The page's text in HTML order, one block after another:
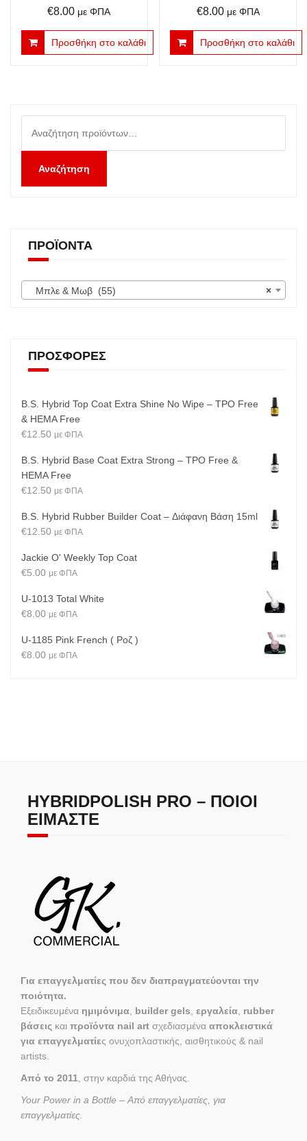
€8.00 με ΦΠΑ
Προσθήκη στο καλάθι
€8.00 με ΦΠΑ
Προσθήκη στο καλάθι
για:
Αναζήτηση
ΠΡΟΪΌΝΤΑ
×
Μπλε & Μωβ (55)
ΠΡΟΣΦΟΡΈΣ
B.S. Hybrid Top Coat Extra Shine No Wipe – TPO Free
& HEMA Free
€12.50 με ΦΠΑ
B.S. Hybrid Base Coat Extra Strong – TPO Free &
HEMA Free
€12.50 με ΦΠΑ
B.S. Hybrid Rubber Builder Coat – Διάφανη Βάση 15ml
€12.50 με ΦΠΑ
Jackie O' Weekly Top Coat
€5.00 με ΦΠΑ
U-1013 Total White
€8.00 με ΦΠΑ
U-1185 Pink French ( Ροζ )
€8.00 με ΦΠΑ
HYBRIDPOLISH PRO – ΠΟΙΟΙ
ΕΊΜΑΣΤΕ
Για επαγγελματίες που δεν διαπραγματεύονται την
ποιότητα.
Εξειδικευμένα ημιμόνιμα builder gels εργαλεία rubber
βάσεις και προϊόντα nail art σχεδιασμένα αποκλειστικά
για επαγγελματίες ονυχοπλαστικής, αισθητικούς & nail
artists.
Από το 2011 , στην καρδιά της Αθήνας.
Your Power in a Bottle – Από επαγγελματίες, για
επαγγελματίες.